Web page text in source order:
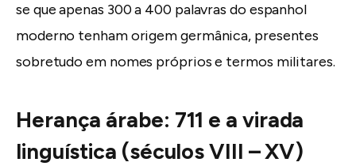
se que apenas 300 a 400 palavras do espanhol
moderno tenham origem germânica, presentes
sobretudo em nomes próprios e termos militares.
Herança árabe: 711 e a virada
linguística (séculos VIII – XV)